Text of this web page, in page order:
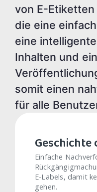
von E-
die eine
eine
Inhalten und
somit einen
für alle
Geschichte
Einfache
E-Labels, damit
gehen.